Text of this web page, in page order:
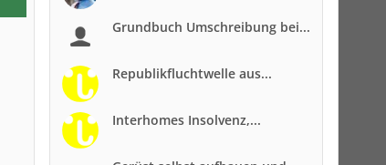
Grundbuch Umschreibung bei...
Republikfluchtwelle aus...
Interhomes Insolvenz,...